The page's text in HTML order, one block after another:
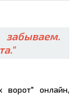
ворот" онлайн,